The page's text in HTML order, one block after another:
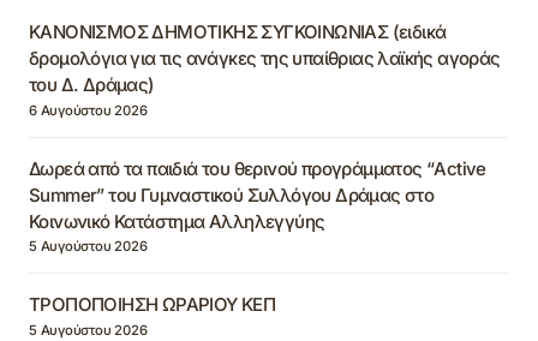
ΚΑΝΟΝΙΣΜΟΣ ΔΗΜΟΤΙΚΗΣ ΣΥΓΚΟΙΝΩΝΙΑΣ (ειδικά
δρομολόγια για τις ανάγκες της υπαίθριας λαϊκής αγοράς
του Δ. Δράμας)
6 Αυγούστου 2026
Δωρεά από τα παιδιά του θερινού προγράμματος “Active
Summer” του Γυμναστικού Συλλόγου Δράμας στο
Κοινωνικό Κατάστημα Αλληλεγγύης
5 Αυγούστου 2026
ΤΡΟΠΟΠΟΙΗΣΗ ΩΡΑΡΙΟΥ ΚΕΠ
5 Αυγούστου 2026